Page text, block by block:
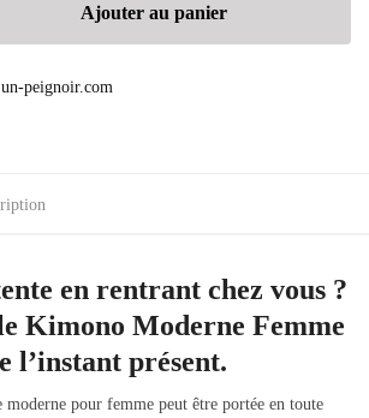
Ajouter au panier
en rentrant chez vous ?
Kimono Moderne Femme
l’instant présent.
moderne pour femme peut être portée en toute